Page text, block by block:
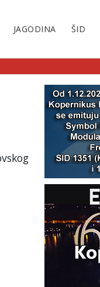
JAGODINA ŠID